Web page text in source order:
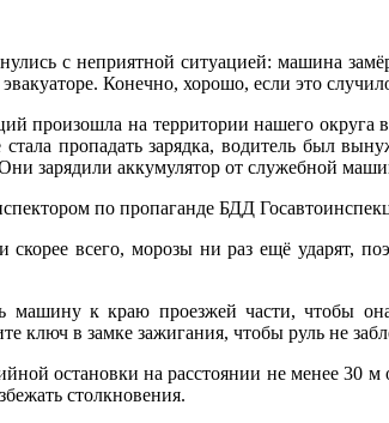
с неприятной ситуацией: машина
Конечно, хорошо, если это
произошла на территории нашего округа
пропадать зарядка, водитель был
зарядили аккумулятор от служебной
по пропаганде БДД
скорее всего, морозы ни раз ещё ударят,
машину к краю проезжей части, чтобы
ключ в замке зажигания, чтобы руль не
остановки на расстоянии не менее 30
столкновения.